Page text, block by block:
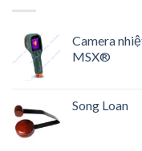
Camera
MSX®
Song Loan